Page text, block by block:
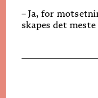
–Ja, for
skapes det